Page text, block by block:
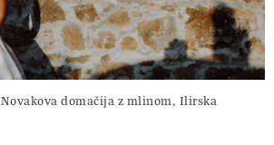
Novakova domačija z mlinom, Ilirska